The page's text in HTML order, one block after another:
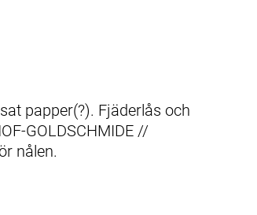
papper(?). Fjäderlås och
GOLDSCHMIDE //
nålen.